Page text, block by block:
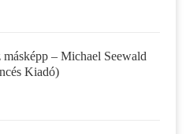
– Michael Seewald
Kiadó)